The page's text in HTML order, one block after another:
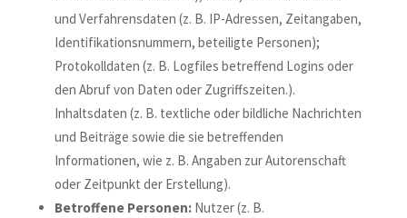
und Verfahrensdaten (z. B. IP-Adressen, Zeitangaben,
Identifikationsnummern, beteiligte Personen);
Protokolldaten (z. B. Logfiles betreffend Logins oder
den Abruf von Daten oder Zugriffszeiten.).
Inhaltsdaten (z. B. textliche oder bildliche Nachrichten
und Beiträge sowie die sie betreffenden
Informationen, wie z. B. Angaben zur Autorenschaft
oder Zeitpunkt der Erstellung).
Betroffene Personen:Nutzer (z. B.